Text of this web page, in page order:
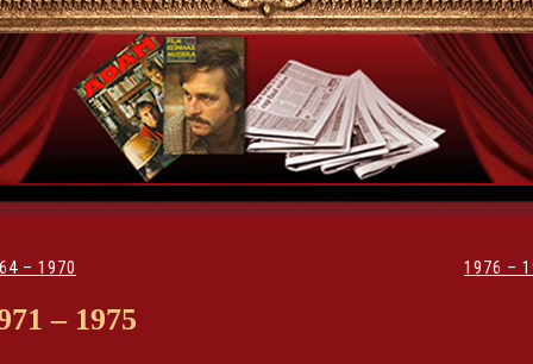
– 1970 1976 –
– 1975